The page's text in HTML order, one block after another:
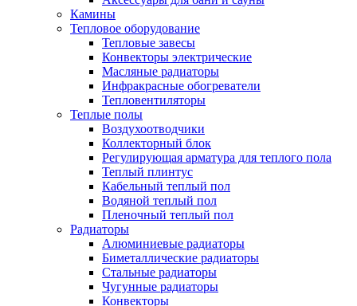
Камины
Тепловое оборудование
Тепловые завесы
Конвекторы электрические
Масляные радиаторы
Инфракрасные обогреватели
Тепловентиляторы
Теплые полы
Воздухоотводчики
Коллекторный блок
Регулирующая арматура для теплого пола
Теплый плинтус
Кабельный теплый пол
Водяной теплый пол
Пленочный теплый пол
Радиаторы
Алюминиевые радиаторы
Биметаллические радиаторы
Стальные радиаторы
Чугунные радиаторы
Конвекторы